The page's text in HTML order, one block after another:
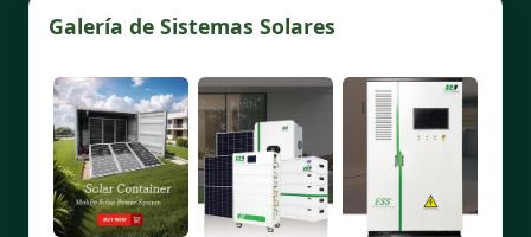
Galería de Sistemas Solares